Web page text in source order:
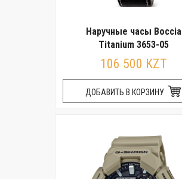
Наручные часы Boccia
Titanium 3653-05
106 500 KZT
ДОБАВИТЬ В КОРЗИНУ